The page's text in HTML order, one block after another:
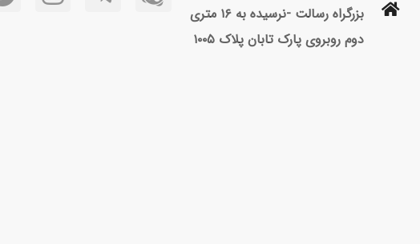
بزرگراه رسالت -نرسیده به ۱۶ متری
دوم روبروی پارک تابان پلاک ۱۰۰۵